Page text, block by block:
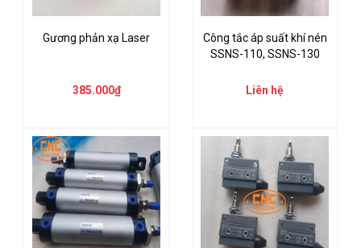
Gương phản xạ Laser
385.000₫
Công tắc áp suất khí nén
SSNS-110, SSNS-130
Liên hệ